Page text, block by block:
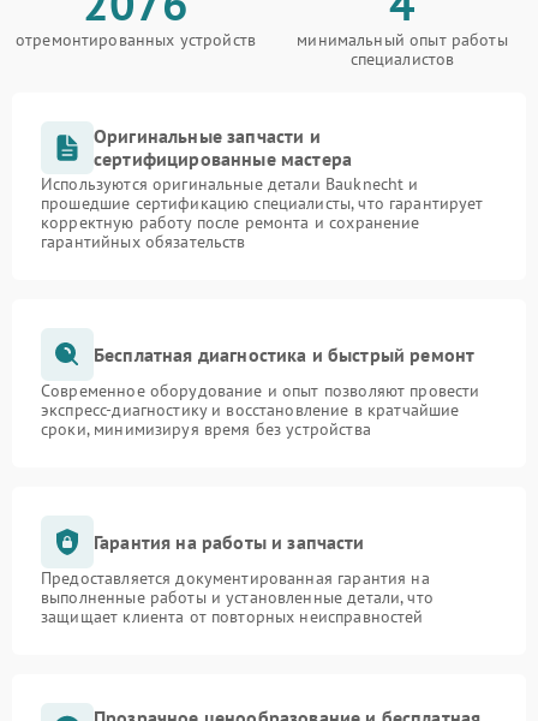
отремонтированных устройств
минимальный опыт работы
специалистов
Оригинальные запчасти и
сертифицированные мастера
Используются оригинальные детали Bauknecht и
прошедшие сертификацию специалисты, что гарантирует
корректную работу после ремонта и сохранение
гарантийных обязательств
Бесплатная диагностика и быстрый ремонт
Современное оборудование и опыт позволяют провести
экспресс-диагностику и восстановление в кратчайшие
сроки, минимизируя время без устройства
Гарантия на работы и запчасти
Предоставляется документированная гарантия на
выполненные работы и установленные детали, что
защищает клиента от повторных неисправностей